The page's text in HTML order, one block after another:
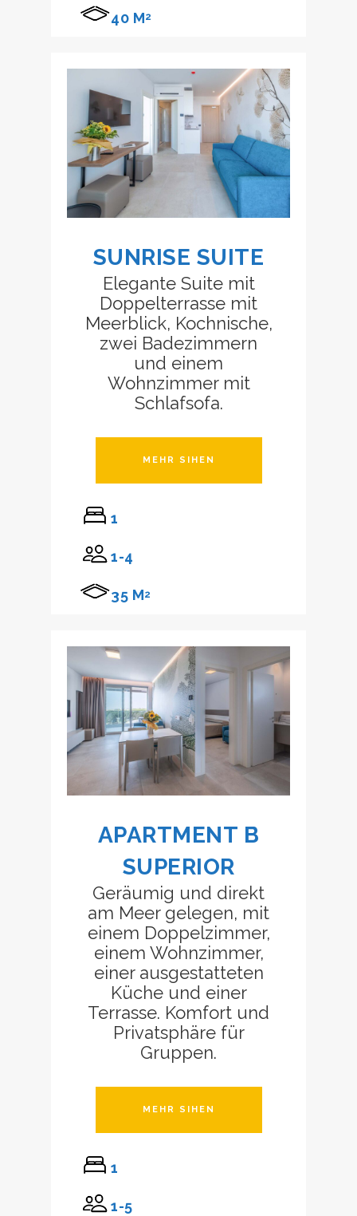
40 M2
SUNRISE SUITE
Elegante Suite mit
Doppelterrasse mit
Meerblick, Kochnische,
zwei Badezimmern
und einem
Wohnzimmer mit
Schlafsofa.
MEHR SIHEN
1
1-4
35 M2
APARTMENT B
SUPERIOR
Geräumig und direkt
am Meer gelegen, mit
einem Doppelzimmer,
einem Wohnzimmer,
einer ausgestatteten
Küche und einer
Terrasse. Komfort und
Privatsphäre für
Gruppen.
MEHR SIHEN
1
1-5